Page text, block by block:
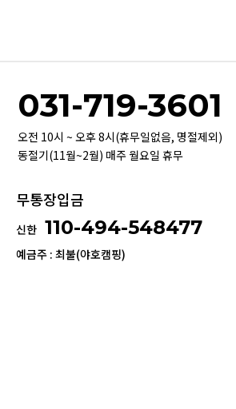
031-719-3601
오전 10시 ~ 오후 8시(휴무일없음, 명절제외)
동절기(11월~2월) 매주 월요일 휴무
무통장입금
신한 110-494-548477
예금주 : 최불(야호캠핑)